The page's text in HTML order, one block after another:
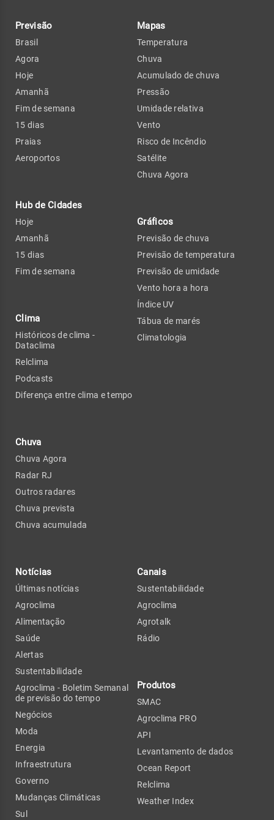
Previsão
Brasil
Agora
Hoje
Amanhã
Fim de semana
15 dias
Praias
Aeroportos
Hub de Cidades
Hoje
Amanhã
15 dias
Fim de semana
Clima
Históricos de clima -
Dataclima
Relclima
Podcasts
Diferença entre clima e tempo
Chuva
Chuva Agora
Radar RJ
Outros radares
Chuva prevista
Chuva acumulada
Mapas
Temperatura
Chuva
Acumulado de chuva
Pressão
Umidade relativa
Vento
Risco de Incêndio
Satélite
Chuva Agora
Gráficos
Previsão de chuva
Previsão de temperatura
Previsão de umidade
Vento hora a hora
Índice UV
Tábua de marés
Climatologia
Notícias
Últimas notícias
Agroclima
Alimentação
Saúde
Alertas
Sustentabilidade
Agroclima - Boletim Semanal
de previsão do tempo
Negócios
Moda
Energia
Infraestrutura
Governo
Mudanças Climáticas
Sul
Canais
Sustentabilidade
Agroclima
Agrotalk
Rádio
Produtos
SMAC
Agroclima PRO
API
Levantamento de dados
Ocean Report
Relclima
Weather Index